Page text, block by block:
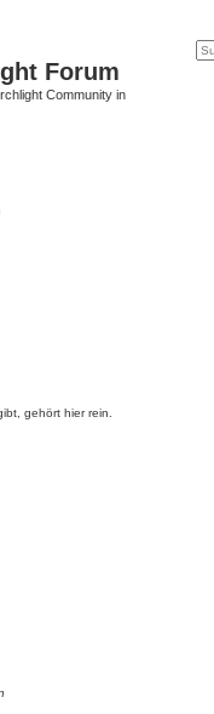
Forum
Community in
gehört hier rein.